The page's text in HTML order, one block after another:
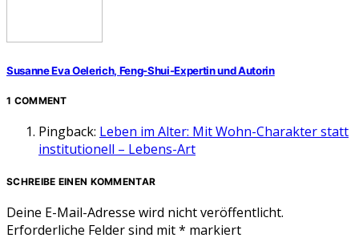
Susanne Eva Oelerich, Feng-Shui-Expertin und Autorin
1 COMMENT
Pingback: Leben im Alter: Mit Wohn-Charakter statt
institutionell – Lebens-Art
SCHREIBE EINEN KOMMENTAR
Deine E-Mail-Adresse wird nicht veröffentlicht.
Erforderliche Felder sind mit* markiert